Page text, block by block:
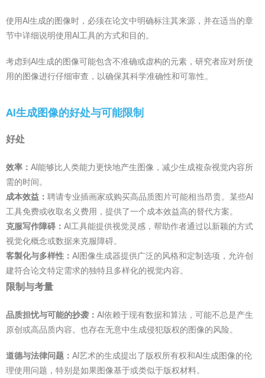
使用AI生成的图像时，必须在论文中明确标注其来源，并在适当的章
节中详细说明使用AI工具的方式和目的。
考虑到AI生成的图像可能包含不准确或虚构的元素，研究者应对所使
用的图像进行仔细审查，以确保其科学准确性和可靠性。
AI生成图像的好处与可能限制
好处
效率： AI能够比人类能力更快地产生图像，减少生成複杂视觉内容所
需的时间。
成本效益： 聘请专业插画家或购买高品质图片可能相当昂贵。某些AI
工具免费或收取名义费用，提供了一个成本效益高的替代方案。
克服写作障碍： AI工具能提供视觉灵感，帮助作者通过以新颖的方式
视觉化概念或数据来克服障碍。
客製化与多样性： AI图像生成器提供广泛的风格和定制选项，允许创
建符合论文特定需求的独特且多样化的视觉内容。
限制与考量
品质担忧与可能的抄袭： AI依赖于现有数据和算法，可能不总是产生
原创或高品质内容。也存在无意中生成侵犯版权的图像的风险。
道德与法律问题： AI艺术的生成提出了版权所有权和AI生成图像的伦
理使用问题，特别是如果图像基于或类似于版权材料。